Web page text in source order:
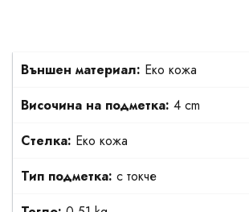
Външен материал: Еко кожа
Височина на подметка: 4 cm
Стелка: Еко кожа
Тип подметка: с токче